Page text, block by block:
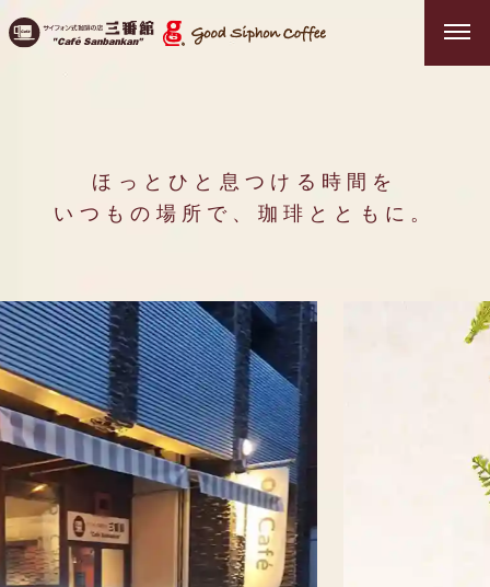
ほっとひと息つける時間を
いつもの場所で、珈琲とともに。